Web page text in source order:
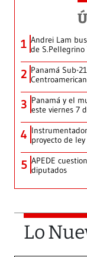
1 Andrei Lam
de S.Pellegrino
2 Panamá Sub-
3 Panamá y el
este viernes 7
4 proyecto de
5 APEDE
diputados
Lo